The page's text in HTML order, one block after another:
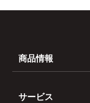
商品情報
サービス